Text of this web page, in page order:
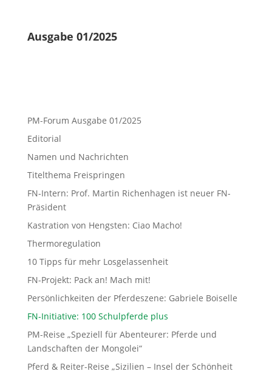
Ausgabe 01/2025
PM-Forum Ausgabe 01/2025
Editorial
Namen und Nachrichten
Titelthema Freispringen
FN-Intern: Prof. Martin Richenhagen ist neuer FN-
Präsident
Kastration von Hengsten: Ciao Macho!
Thermoregulation
10 Tipps für mehr Losgelassenheit
FN-Projekt: Pack an! Mach mit!
Persönlichkeiten der Pferdeszene: Gabriele Boiselle
FN-Initiative: 100 Schulpferde plus
PM-Reise „Speziell für Abenteurer: Pferde und
Landschaften der Mongolei“
Pferd & Reiter-Reise „Sizilien – Insel der Schönheit